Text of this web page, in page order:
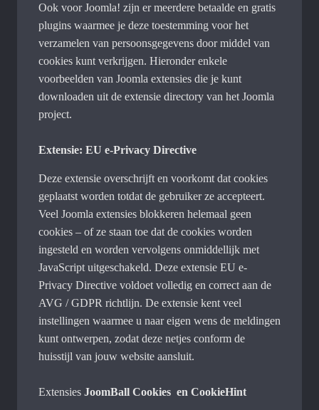
Ook voor Joomla! zijn er meerdere betaalde en gratis
plugins waarmee je deze toestemming voor het
verzamelen van persoonsgegevens door middel van
cookies kunt verkrijgen. Hieronder enkele
voorbeelden van Joomla extensies die je kunt
downloaden uit de extensie directory van het Joomla
project.
Extensie: EU e-Privacy Directive
Deze extensie overschrijft en voorkomt dat cookies
geplaatst worden totdat de gebruiker ze accepteert.
Veel Joomla extensies blokkeren helemaal geen
cookies – of ze staan toe dat de cookies worden
ingesteld en worden vervolgens onmiddellijk met
JavaScript uitgeschakeld. Deze extensie EU e-
Privacy Directive voldoet volledig en correct aan de
AVG / GDPR richtlijn. De extensie kent veel
instellingen waarmee u naar eigen wens de meldingen
kunt ontwerpen, zodat deze netjes conform de
huisstijl van jouw website aansluit.
Extensies JoomBall Cookies en CookieHint